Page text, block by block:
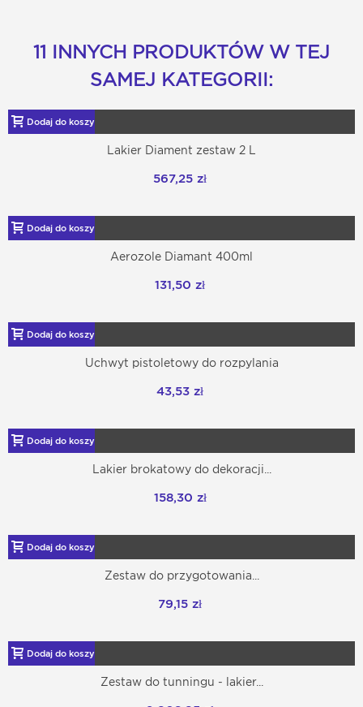
11 INNYCH PRODUKTÓW W TEJ
SAMEJ KATEGORII:
Dodaj do koszyka
Lakier Diament zestaw 2 L
567,25 zł
Dodaj do koszyka
Aerozole Diamant 400ml
131,50 zł
Dodaj do koszyka
Uchwyt pistoletowy do rozpylania
43,53 zł
Dodaj do koszyka
Lakier brokatowy do dekoracji...
158,30 zł
Dodaj do koszyka
Zestaw do przygotowania...
79,15 zł
Dodaj do koszyka
Zestaw do tunningu - lakier...